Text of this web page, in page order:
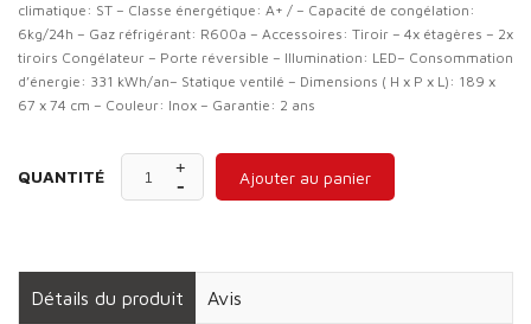
climatique: ST – Classe énergétique: A+ / – Capacité de congélation:
6kg/24h – Gaz réfrigérant: R600a – Accessoires: Tiroir – 4x étagères – 2x
tiroirs Congélateur – Porte réversible – Illumination: LED– Consommation
d’énergie: 331 kWh/an– Statique ventilé – Dimensions ( H x P x L): 189 x
67 x 74 cm – Couleur: Inox – Garantie: 2 ans
QUANTITÉ Ajouter au panier
Détails du produit Avis